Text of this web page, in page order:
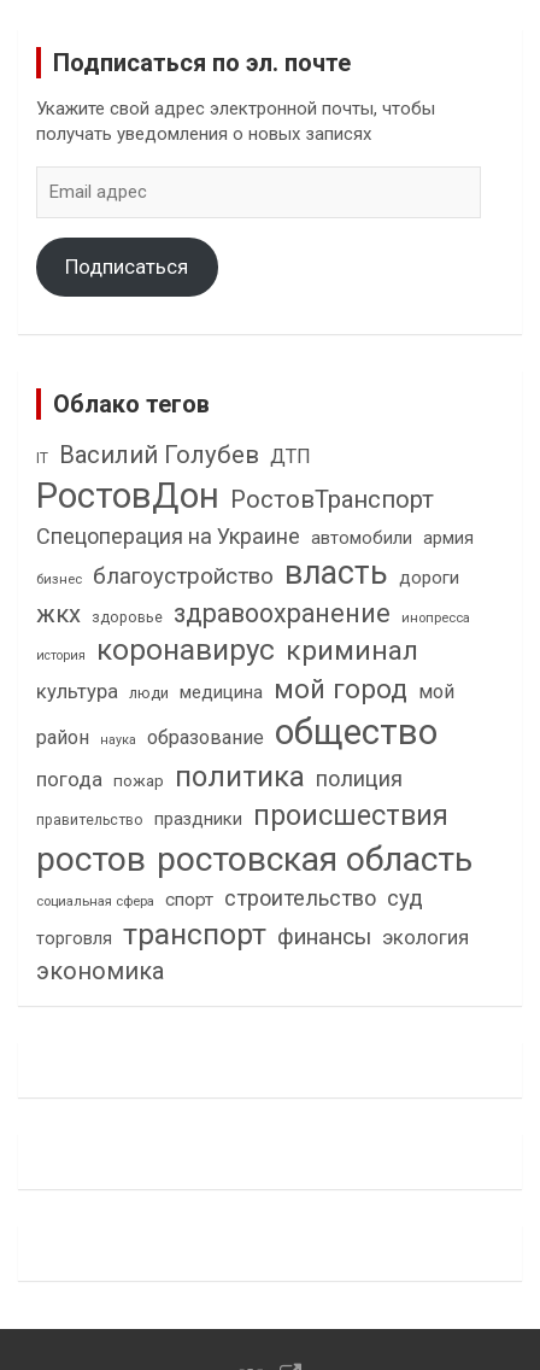
Подписаться по эл. почте
Укажите свой адрес электронной почты, чтобы
получать уведомления о новых записях
адрес
Подписаться
Облако тегов
IT Василий Голубев ДТП
РостовДон РостовТранспорт
Спецоперация на Украине автомобили армия
бизнес благоустройство власть дороги
жкх здоровье здравоохранение инопресса
история коронавирус криминал
культура люди медицина мой город мой
район
наука образование общество
погода пожар политика полиция
правительство праздники происшествия
ростов ростовская область
социальная сфера спорт строительство суд
торговля транспорт финансы экология
экономика